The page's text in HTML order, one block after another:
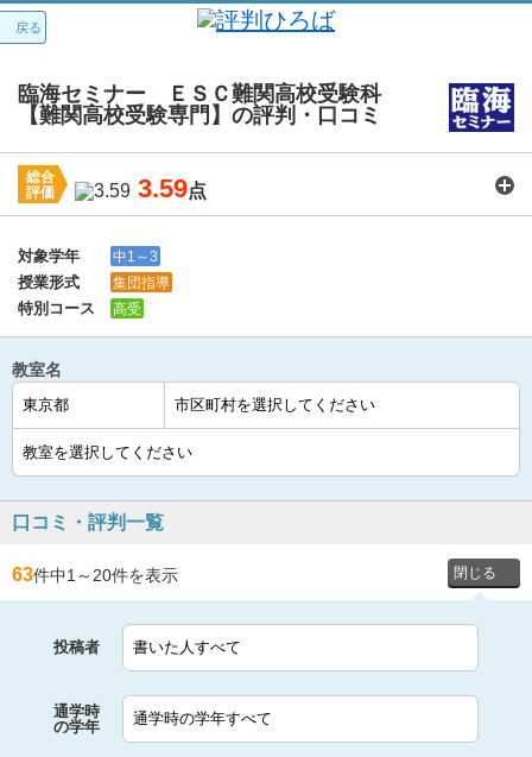
戻る
臨海セミナー ＥＳＣ難関高校受験科
【難関高校受験専門】の評判・口コミ
総合
評価
3.59点
講師：3.8 カリキュラム：3.5 周りの環境：3.7
対象学年
中1～3
授業形式 集団指導
特別コース 高受
教室名
口コミ・評判一覧
63件中1 ～ 20件を表示
投稿者
通学時
の学年